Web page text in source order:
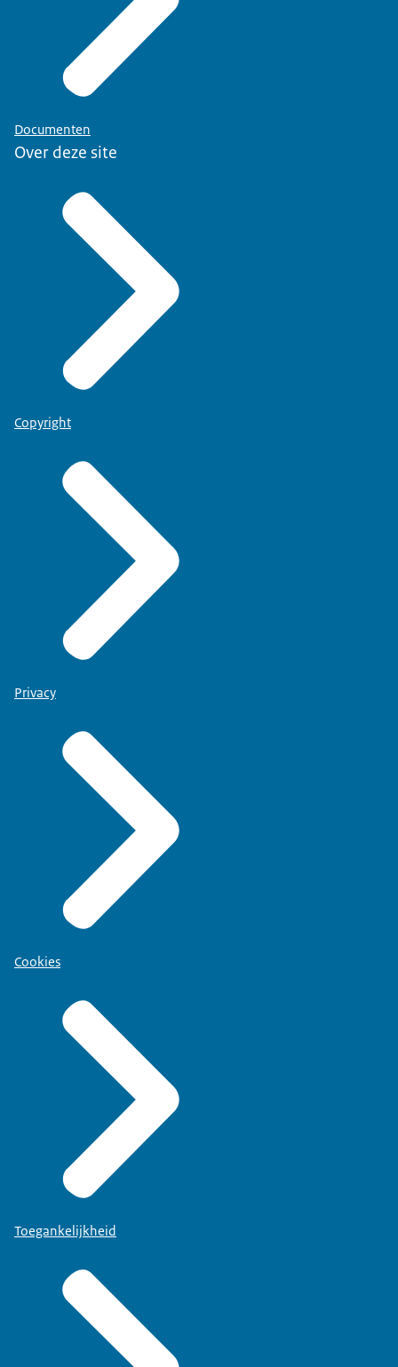
Documenten
Over deze site
Copyright
Privacy
Cookies
Toegankelijkheid